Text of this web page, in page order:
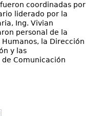
coordinadas por
liderado por la
Ing. Vivian
personal de la
la Dirección
y las
Comunicación